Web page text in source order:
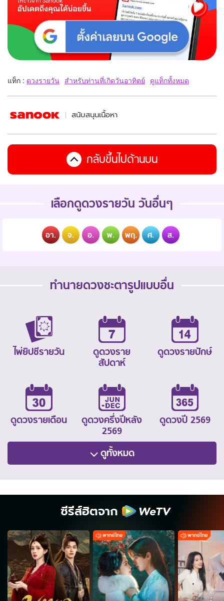
แท็ก : ดวงรายวัน สำหรับท่านที่เกิดวันอาทิตย์ ดูแท็กทั้งหมด
สนับสนุนเนื้อหา
กลับขึ้นไปด้านบน
เลือกดูดวงรายวัน วันอื่นๆ
อา. จ. อ. พ. พฤ. ศ. ส.
ทำนายดวงชะตารูปแบบอื่น
ไพ่ยิปซีรายวัน
ดูดวงราย
สัปดาห์
ดูดวงรายปักษ์
ดูดวงรายเดือน
ดูดวงครึ่งปีหลัง
2569
ดูดวงปี 2569
ดูทั้งหมด
ซีรีส์ฮิตจาก